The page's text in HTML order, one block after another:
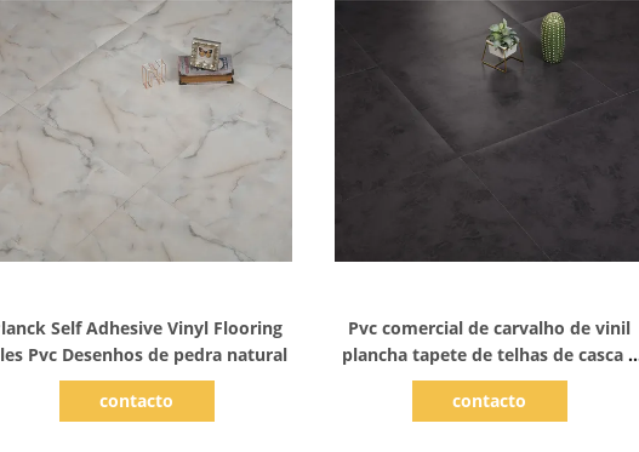
Self Adhesive Vinyl Flooring
Pvc Desenhos de pedra natural
contacto
Pvc comercial de carvalho de vinil
plancha tapete de telhas de casca e
revestimento de vinil de adesivos
contacto